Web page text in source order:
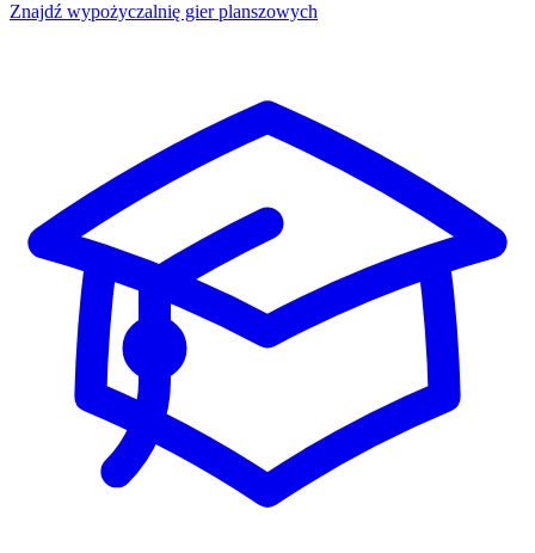
Znajdź wypożyczalnię gier planszowych